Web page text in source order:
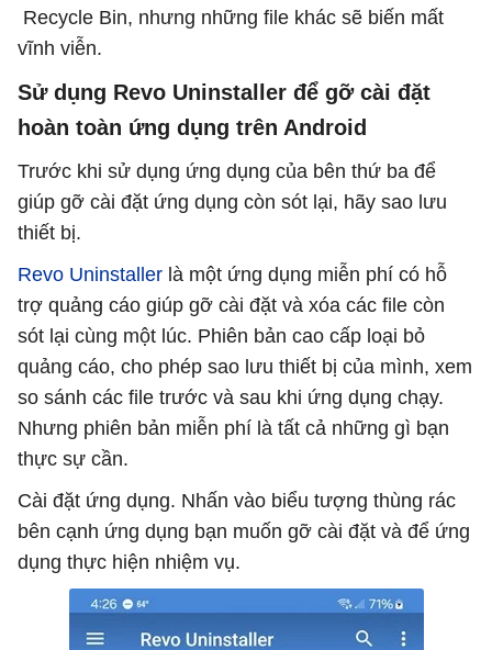
Recycle Bin, nhưng những file khác sẽ biến mất
vĩnh viễn.
Sử dụng Revo Uninstaller để gỡ cài đặt
hoàn toàn ứng dụng trên Android
Trước khi sử dụng ứng dụng của bên thứ ba để
giúp gỡ cài đặt ứng dụng còn sót lại, hãy sao lưu
thiết bị.
Revo Uninstaller là một ứng dụng miễn phí có hỗ
trợ quảng cáo giúp gỡ cài đặt và xóa các file còn
sót lại cùng một lúc. Phiên bản cao cấp loại bỏ
quảng cáo, cho phép sao lưu thiết bị của mình, xem
so sánh các file trước và sau khi ứng dụng chạy.
Nhưng phiên bản miễn phí là tất cả những gì bạn
thực sự cần.
Cài đặt ứng dụng. Nhấn vào biểu tượng thùng rác
bên cạnh ứng dụng bạn muốn gỡ cài đặt và để ứng
dụng thực hiện nhiệm vụ.